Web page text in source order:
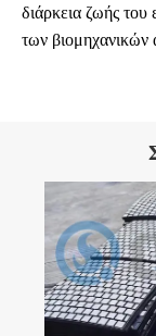
διάρκεια ζωής
των
Λύσεις
Μεταλλεία
Δείτε